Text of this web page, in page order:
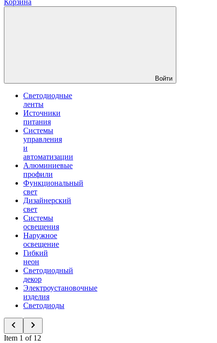
Корзина
Войти
Светодиодные
ленты
Источники
питания
Системы
управления
и
автоматизации
Алюминиевые
профили
Функциональный
свет
Дизайнерский
свет
Системы
освещения
Наружное
освещение
Гибкий
неон
Светодиодный
декор
Электроустановочные
изделия
Светодиоды
Item 1 of 12